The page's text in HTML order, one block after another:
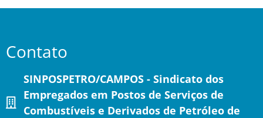
Contato
SINPOSPETRO/CAMPOS - Sindicato dos
Empregados em Postos de Serviços de
Combustíveis e Derivados de Petróleo de